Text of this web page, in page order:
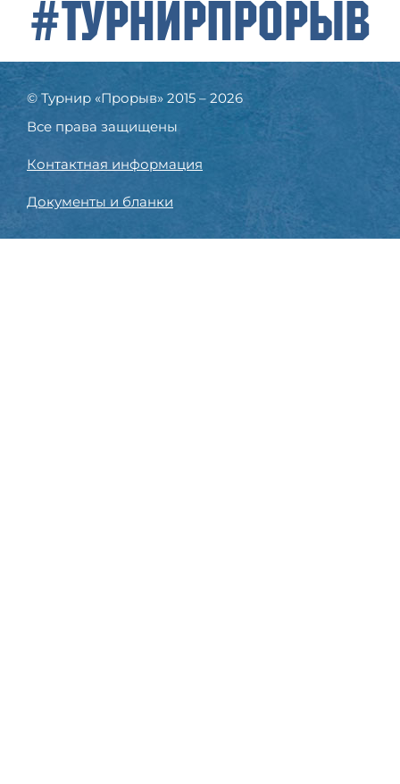
#ТурнирПрорыв
© Турнир «Прорыв» 2015 – 2026
Все права защищены
Контактная информация
Документы и бланки